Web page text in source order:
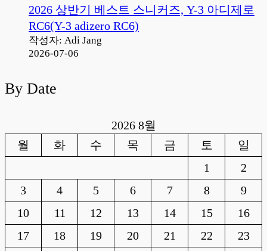
2026 상반기 베스트 스니커즈, Y-3 아디제로
RC6(Y-3 adizero RC6)
작성자: Adi Jang
2026-07-06
By Date
2026 8월
월
화 수 목 금 토
일
1
2
3
4 5 6 7 8
9
10
11 12 13 14 15
16
17
18 19 20 21 22
23